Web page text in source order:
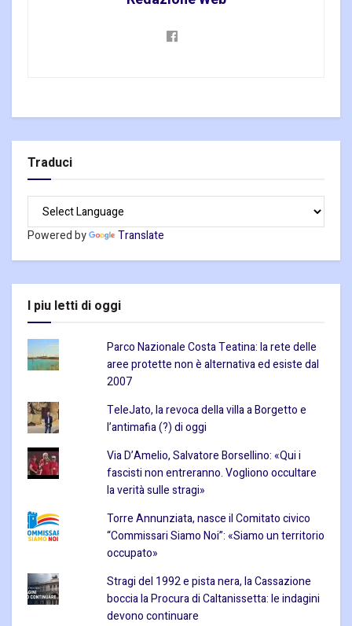
Traduci
Powered by Translate
I piu letti di oggi
Parco Nazionale Costa Teatina: la rete delle
aree protette non è alternativa ed esiste dal
2007
TeleJato, la revoca della villa a Borgetto e
l’antimafia (?) di oggi
Via D’Amelio, Salvatore Borsellino: «Qui i
fascisti non entreranno. Vogliono occultare
la verità sulle stragi»
Torre Annunziata, nasce il Comitato civico
“Commissari Siamo Noi”: «Siamo un territorio
occupato»
Stragi del 1992 e pista nera, la Cassazione
boccia la Procura di Caltanissetta: le indagini
devono continuare